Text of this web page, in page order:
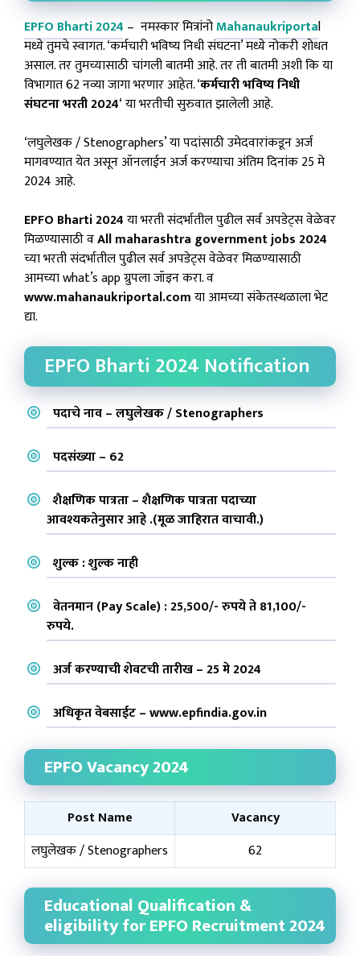
EPFO Bharti 2024 – नमस्कार मित्रांनोMahanaukriportal
मध्ये तुमचे स्वागत. ‘कर्मचारी भविष्य निधी संघटना’ मध्ये नोकरी शोधत
असाल. तर तुमच्यासाठी चांगली बातमी आहे. तर ती बातमी अशी कि या
विभागात 62 नव्या जागा भरणार आहेत. ‘कर्मचारी भविष्य निधी
संघटना भरती 2024‘ या भरतीची सुरुवात झालेली आहे.
‘लघुलेखक / Stenographers’ या पदांसाठी उमेदवारांकडून अर्ज
मागवण्यात येत असून ऑनलाईन अर्ज करण्याचा अंतिम दिनांक 25 मे
2024 आहे.
EPFO Bharti 2024या भरती संदर्भातील पुढील सर्व अपडेट्स वेळेवर
मिळण्यासाठी वAll maharashtra government jobs 2024
च्या भरती संदर्भातील पुढील सर्व अपडेट्स वेळेवर मिळण्यासाठी
आमच्या what’s app ग्रुपला जॉइन करा. व
www.mahanaukriportal.comया आमच्या संकेतस्थळाला भेट
द्या.
EPFO Bharti 2024 Notification
पदाचे नाव – लघुलेखक / Stenographers
पदसंख्या – 62
शैक्षणिक पात्रता – शैक्षणिक पात्रता पदाच्या
आवश्यकतेनुसार आहे .(मूळ जाहिरात वाचावी.)
शुल्क : शुल्क नाही
वेतनमान (Pay Scale) : 25,500/- रुपये ते 81,100/-
रुपये.
अर्ज करण्याची शेवटची तारीख – 25 मे 2024
अधिकृत वेबसाईट –www.epfindia.gov.in
EPFO Vacancy 2024
Post Name
Vacancy
लघुलेखक / Stenographers
62
Educational Qualification &
eligibility for EPFO Recruitment 2024